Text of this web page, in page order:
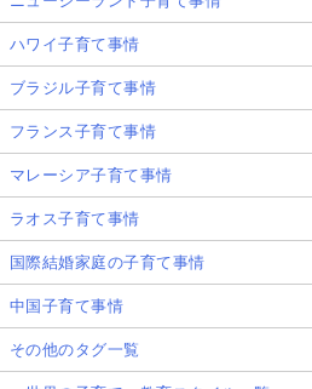
ハワイ子育て事情
ブラジル子育て事情
フランス子育て事情
マレーシア子育て事情
ラオス子育て事情
国際結婚家庭の子育て事情
中国子育て事情
その他のタグ一覧